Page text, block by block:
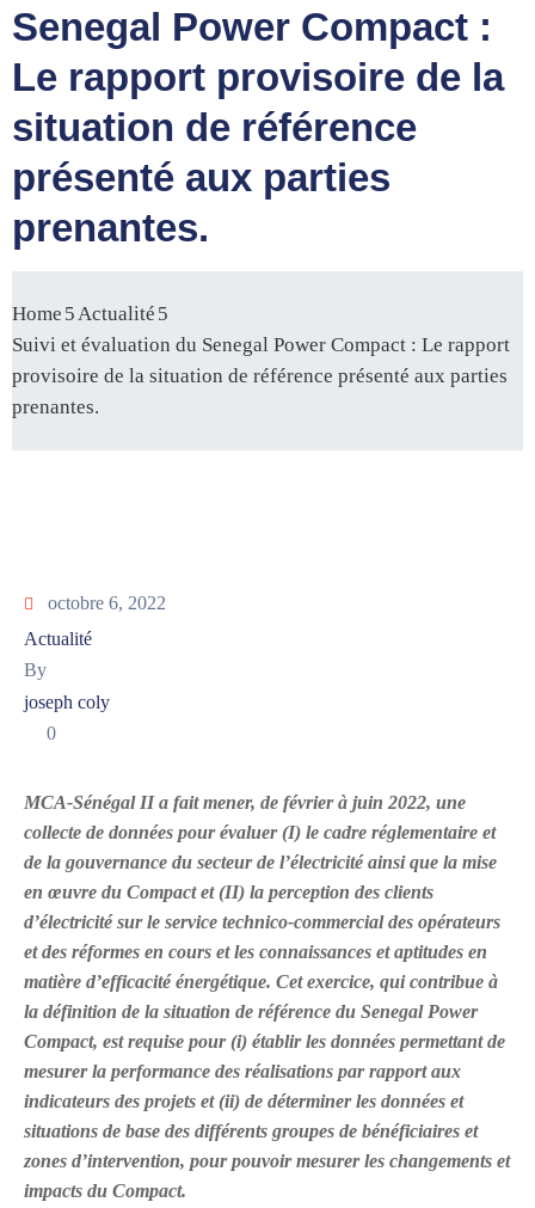
Senegal Power Compact :
Le rapport provisoire de la
situation de référence
présenté aux parties
prenantes.
Home
Actualité
Suivi et évaluation du Senegal Power Compact : Le rapport
provisoire de la situation de référence présenté aux parties
prenantes.
octobre 6, 2022
Actualité
By
joseph coly
0
MCA-Sénégal II a fait mener, de février à juin 2022, une
collecte de données pour évaluer (I) le cadre réglementaire et
de la gouvernance du secteur de l’électricité ainsi que la mise
en œuvre du Compact et (II) la perception des clients
d’électricité sur le service technico-commercial des opérateurs
et des réformes en cours et les connaissances et aptitudes en
matière d’efficacité énergétique. Cet exercice, qui contribue à
la définition de la situation de référence du Senegal Power
Compact, est requise pour (i) établir les données permettant de
mesurer la performance des réalisations par rapport aux
indicateurs des projets et (ii) de déterminer les données et
situations de base des différents groupes de bénéficiaires et
zones d’intervention, pour pouvoir mesurer les changements et
impacts du Compact.